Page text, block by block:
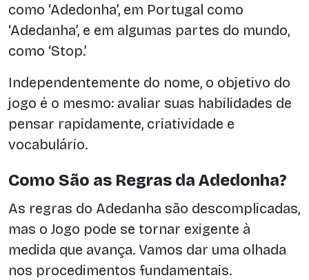
como ‘Adedonha’, em Portugal como
‘Adedanha’, e em algumas partes do mundo,
como ‘Stop.’
Independentemente do nome, o objetivo do
jogo é o mesmo: avaliar suas habilidades de
pensar rapidamente, criatividade e
vocabulário.
Como São as Regras da Adedonha?
As regras do Adedanha são descomplicadas,
mas o Jogo pode se tornar exigente à
medida que avança. Vamos dar uma olhada
nos procedimentos fundamentais.